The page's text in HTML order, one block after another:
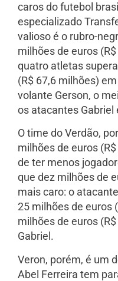
caros do futebol
especializado
valioso é o rubro-
milhões de euros
quatro atletas
(R$ 67,6 milhões)
volante Gerson, o
os atacantes Gabriel
O time do Verdão,
milhões de euros
de ter menos
que dez milhões de
mais caro: o
25 milhões de euros
milhões de euros
Gabriel.
Veron, porém, é um
Abel Ferreira tem